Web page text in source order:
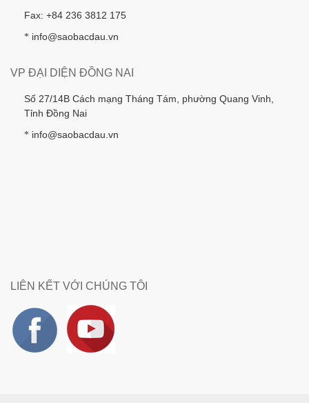
Fax: +84 236 3812 175
* info@saobacdau.vn
VP ĐẠI DIỆN ĐỒNG NAI
Số 27/14B Cách mạng Tháng Tám, phường Quang Vinh,
Tỉnh Đồng Nai
* info@saobacdau.vn
LIÊN KẾT VỚI CHÚNG TÔI